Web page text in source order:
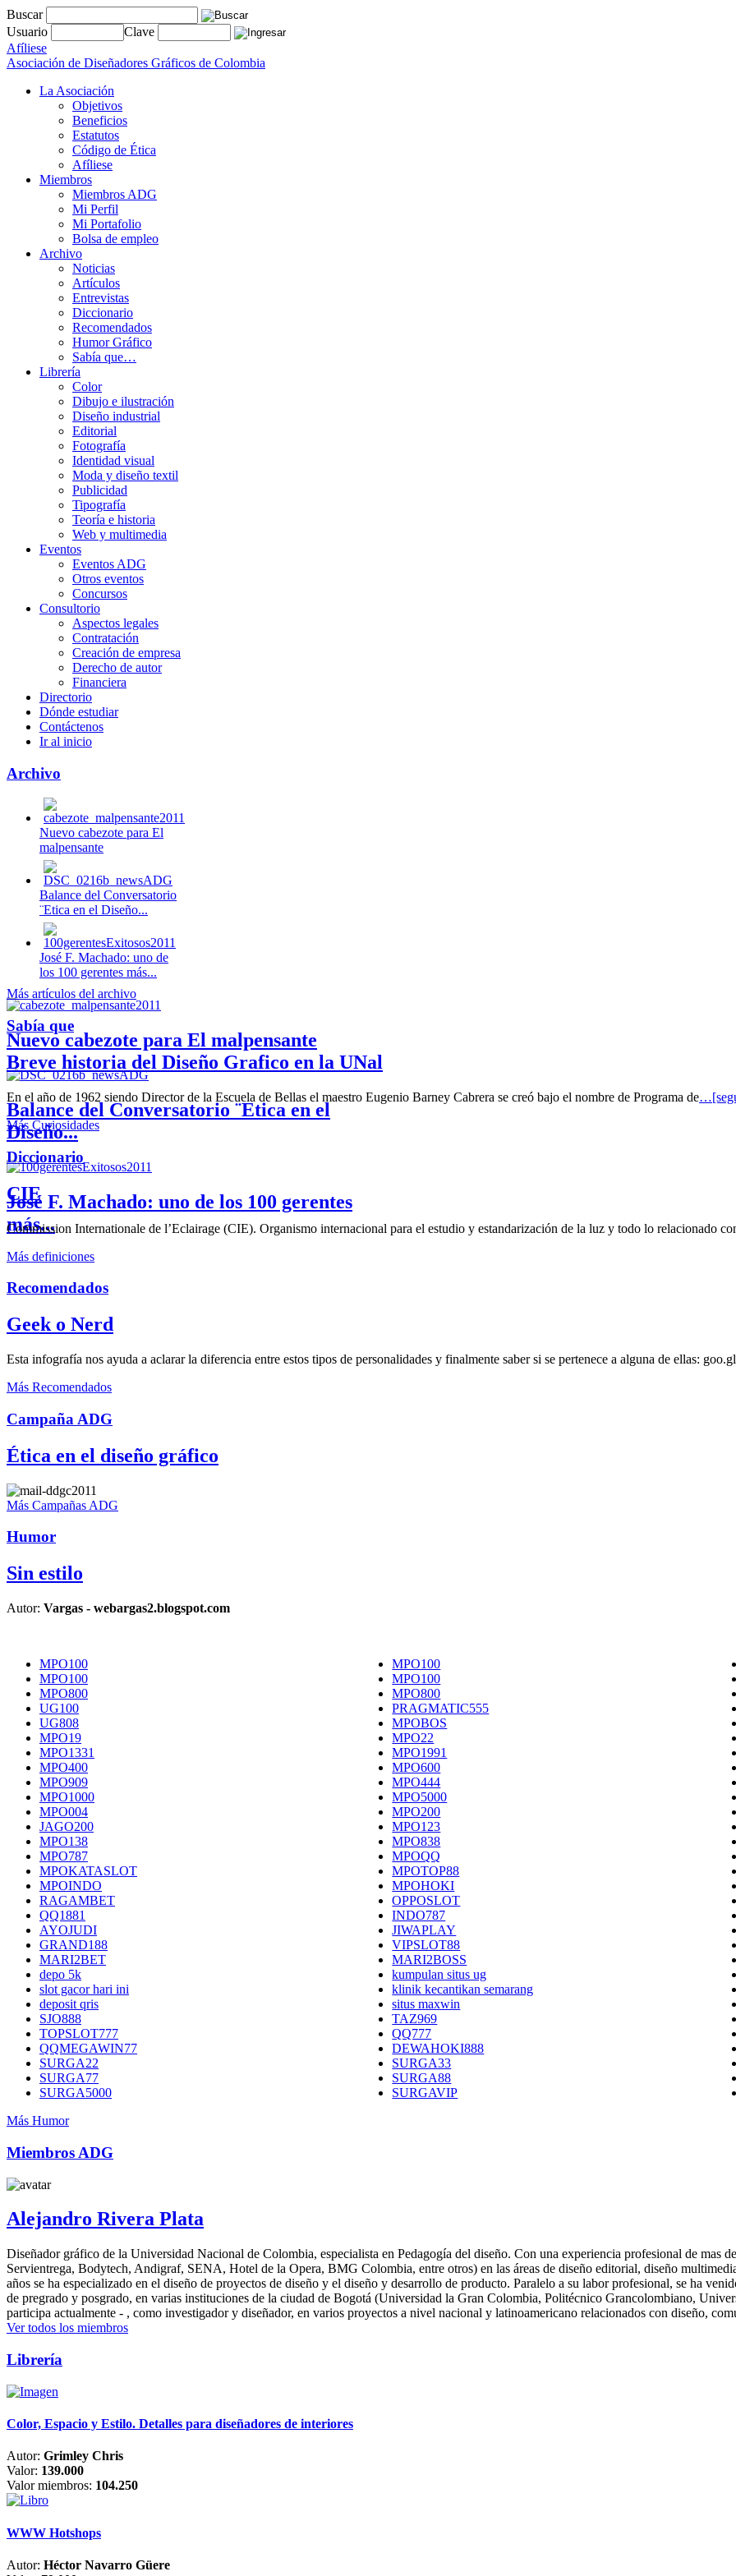
Buscar
Usuario
Clave
Afíliese
Asociación de Diseñadores Gráficos de Colombia
La Asociación
Objetivos
Beneficios
Estatutos
Código de Ética
Afíliese
Miembros
Miembros ADG
Mi Perfil
Mi Portafolio
Bolsa de empleo
Archivo
Noticias
Artículos
Entrevistas
Diccionario
Recomendados
Humor Gráfico
Sabía que…
Librería
Color
Dibujo e ilustración
Diseño industrial
Editorial
Fotografía
Identidad visual
Moda y diseño textil
Publicidad
Tipografía
Teoría e historia
Web y multimedia
Eventos
Eventos ADG
Otros eventos
Concursos
Consultorio
Aspectos legales
Contratación
Creación de empresa
Derecho de autor
Financiera
Directorio
Dónde estudiar
Contáctenos
Ir al inicio
Archivo
Nuevo cabezote para El
malpensante
Balance del Conversatorio
¨Etica en el Diseño...
José F. Machado: uno de
los 100 gerentes más...
Nuevo cabezote para El malpensante
Balance del Conversatorio ¨Etica en el
Diseño...
José F. Machado: uno de los 100 gerentes
más...
Más artículos del archivo
Sabía que
Breve historia del Diseño Grafico en la UNal
En el año de 1962 siendo Director de la Escuela de Bellas el maestro Eugenio Barney Cabrera se creó bajo el nombre de Programa de
Más Curiosidades
Diccionario
CIE
Commission Internationale de l’Eclairage (CIE). Organismo internacional para el estudio y estandarización de la luz y todo lo relacionado
Más definiciones
Recomendados
Geek o Nerd
Esta infografía nos ayuda a aclarar la diferencia entre estos tipos de personalidades y finalmente saber si se pertenece a alguna de ellas:
Más Recomendados
Campaña ADG
Ética en el diseño gráfico
Más Campañas ADG
Humor
Sin estilo
Autor: Vargas - webargas2.blogspot.com
MPO100 MPO100
MPO100
MPO100
MPO800
MPO800
UG100
PRAGMATIC555
UG808
MPOBOS
MPO19
MPO22
MPO1331
MPO1991
MPO400
MPO600
MPO909
MPO444
MPO1000
MPO5000
MPO004
MPO200
JAGO200
MPO123
MPO138
MPO838
MPO787
MPOQQ
MPOKATASLOT
MPOTOP88
MPOINDO
MPOHOKI
RAGAMBET
OPPOSLOT
QQ1881
INDO787
AYOJUDI
JIWAPLAY
GRAND188
VIPSLOT88
MARI2BET
MARI2BOSS
depo 5k
kumpulan situs ug
slot gacor hari ini
klinik kecantikan semarang
deposit qris
situs maxwin
SJO888
TAZ969
TOPSLOT777
QQ777
QQMEGAWIN77
DEWAHOKI888
SURGA22
SURGA33
SURGA77
SURGA88
SURGA5000
SURGAVIP
Más Humor
Miembros ADG
Alejandro Rivera Plata
Diseñador gráfico de la Universidad Nacional de Colombia, especialista en Pedagogía del diseño. Con una experiencia profesional de mas
Servientrega, Bodytech, Andigraf, SENA, Hotel de la Opera, BMG Colombia, entre otros) en las áreas de diseño editorial, diseño
años se ha especializado en el diseño de proyectos de diseño y el diseño y desarrollo de producto. Paralelo a su labor profesional, se ha
de pregrado y posgrado, en varias instituciones de la ciudad de Bogotá (Universidad la Gran Colombia, Politécnico Grancolombiano,
participa actualmente - , como investigador y diseñador, en varios proyectos a nivel nacional y latinoamericano relacionados con diseño,
Ver todos los miembros
Librería
Color, Espacio y Estilo. Detalles para diseñadores de interiores
Autor: Grimley Chris
Valor: 139.000
Valor miembros: 104.250
WWW Hotshops
Autor: Héctor Navarro Güere